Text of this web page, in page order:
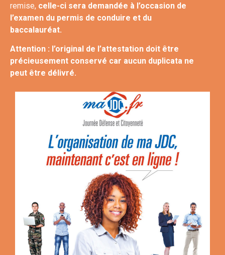
remise, celle-ci sera demandée à l’occasion de
l’examen du permis de conduire et du
baccalauréat.
Attention : l’original de l’attestation doit être
précieusement conservé car aucun duplicata ne
peut être délivré.